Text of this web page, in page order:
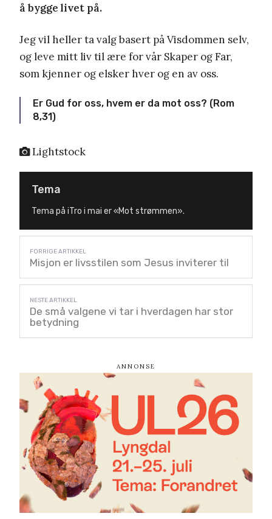
å bygge livet på.
Jeg vil heller ta valg basert på Visdommen selv,
og leve mitt liv til ære for vår Skaper og Far,
som kjenner og elsker hver og en av oss.
Er Gud for oss, hvem er da mot oss? (Rom
8,31)
Lightstock
Tema
Tema på iTro i mai er «Mot strømmen».
Misjon er livsstilen som Jesus inviterer til
De små valgene vi tar i hverdagen har stor
betydning